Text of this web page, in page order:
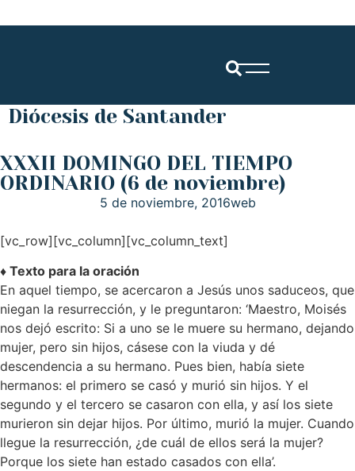
Diócesis de Santander
XXXII DOMINGO DEL TIEMPO
ORDINARIO (6 de noviembre)
5 de noviembre, 2016web
[vc_row][vc_column][vc_column_text]
♦ Texto para la oración
En aquel tiempo, se acercaron a Jesús unos saduceos, que
niegan la resurrección, y le preguntaron: ‘Maestro, Moisés
nos dejó escrito: Si a uno se le muere su hermano, dejando
mujer, pero sin hijos, cásese con la viuda y dé
descendencia a su hermano. Pues bien, había siete
hermanos: el primero se casó y murió sin hijos. Y el
segundo y el tercero se casaron con ella, y así los siete
murieron sin dejar hijos. Por último, murió la mujer. Cuando
llegue la resurrección, ¿de cuál de ellos será la mujer?
Porque los siete han estado casados con ella’.